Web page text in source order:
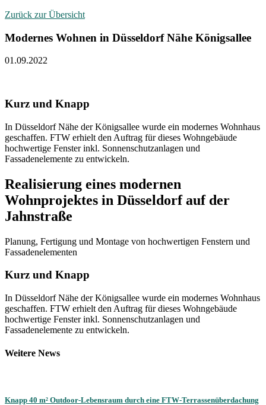
Zurück zur Übersicht
Modernes Wohnen in Düsseldorf Nähe Königsallee
01.09.2022
Kurz und Knapp
In Düsseldorf Nähe der Königsallee wurde ein modernes Wohnhaus
geschaffen. FTW erhielt den Auftrag für dieses Wohngebäude
hochwertige Fenster inkl. Sonnenschutzanlagen und
Fassadenelemente zu entwickeln.
Realisierung eines modernen
Wohnprojektes in Düsseldorf auf der
Jahnstraße
Planung, Fertigung und Montage von hochwertigen Fenstern und
Fassadenelementen
Kurz und Knapp
In Düsseldorf Nähe der Königsallee wurde ein modernes Wohnhaus
geschaffen. FTW erhielt den Auftrag für dieses Wohngebäude
hochwertige Fenster inkl. Sonnenschutzanlagen und
Fassadenelemente zu entwickeln.
Weitere News
Knapp 40 m² Outdoor-Lebensraum durch eine FTW-Terrassenüberdachung